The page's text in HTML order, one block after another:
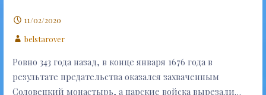
11/02/2020
belstarover
Ровно 343 года назад, в конце января 1676 года в
результате предательства оказался захваченным
Соловецкий монастырь, а царские войска вырезали…